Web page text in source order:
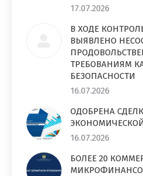
17.07.2026
В ХОДЕ
ВЫЯВЛЕНО
ТРЕБОВАНИЯМ
БЕЗОПАСНОСТИ
16.07.2026
ОДОБРЕНА
16.07.2026
БОЛЕЕ 20